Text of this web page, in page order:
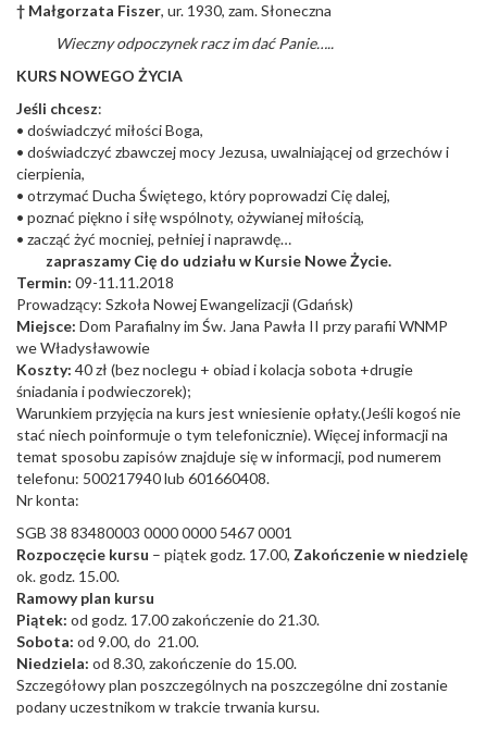
† Małgorzata Fiszer, ur. 1930, zam. Słoneczna
Wieczny odpoczynek racz im dać Panie…..
KURS NOWEGO ŻYCIA
Jeśli chcesz:
• doświadczyć miłości Boga,
• doświadczyć zbawczej mocy Jezusa, uwalniającej od grzechów i
cierpienia,
• otrzymać Ducha Świętego, który poprowadzi Cię dalej,
• poznać piękno i siłę wspólnoty, ożywianej miłością,
• zacząć żyć mocniej, pełniej i naprawdę…
zapraszamy Cię do udziału w Kursie Nowe Życie.
Termin: 09-11.11.2018
Prowadzący: Szkoła Nowej Ewangelizacji (Gdańsk)
Miejsce: Dom Parafialny im Św. Jana Pawła II przy parafii WNMP
we Władysławowie
Koszty: 40 zł (bez noclegu + obiad i kolacja sobota +drugie
śniadania i podwieczorek);
Warunkiem przyjęcia na kurs jest wniesienie opłaty.(Jeśli kogoś nie
stać niech poinformuje o tym telefonicznie). Więcej informacji na
temat sposobu zapisów znajduje się w informacji, pod numerem
telefonu: 500217940 lub 601660408.
Nr konta:
SGB 38 83480003 0000 0000 5467 0001
Rozpoczęcie kursu – piątek godz. 17.00, Zakończenie w niedzielę
ok. godz. 15.00.
Ramowy plan kursu
Piątek: od godz. 17.00 zakończenie do 21.30.
Sobota: od 9.00, do 21.00.
Niedziela: od 8.30, zakończenie do 15.00.
Szczegółowy plan poszczególnych na poszczególne dni zostanie
podany uczestnikom w trakcie trwania kursu.